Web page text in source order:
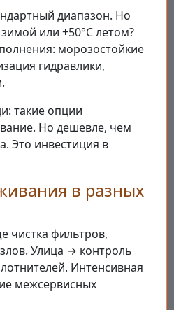
диапазон. Но
зимой или +50°С летом?
морозостойкие
гидравлики,
такие опции
Но дешевле, чем
Это инвестиция в
в разных
фильтров,
Улица → контроль
Интенсивная
межсервисных